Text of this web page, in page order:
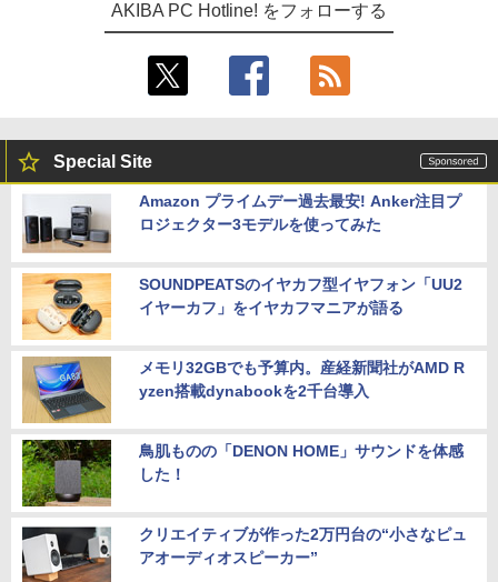
AKIBA PC Hotline! をフォローする
Special Site
Amazon プライムデー過去最安! Anker注目プ
ロジェクター3モデルを使ってみた
SOUNDPEATSのイヤカフ型イヤフォン「UU2
イヤーカフ」をイヤカフマニアが語る
メモリ32GBでも予算内。産経新聞社がAMD R
yzen搭載dynabookを2千台導入
鳥肌ものの「DENON HOME」サウンドを体感
した！
クリエイティブが作った2万円台の“小さなピュ
アオーディオスピーカー”